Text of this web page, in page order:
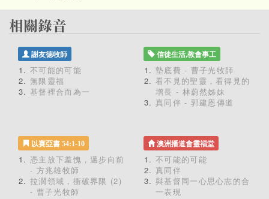
謝友德牧師
不可能的可能
無限靈福
基督裡合而為一
信徒生活,教會事工
墊底費 - 曹子光牧師
看不見的聖靈，看得見的
增長 - 林蔚然姊妹
真同伴 - 郭建恩傳道
以賽亞書 54:1-10
憑主放下羞愧，邁步向前
- 方兆雄牧師
拉濶領域，衝破界限 (2)
- 曹子光牧師
澳洲播道會靈福堂
不可能的可能
真同伴
與基督同一心思心志的合
一表現